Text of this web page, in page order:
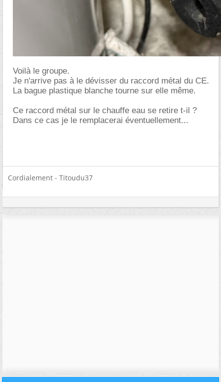
Voilà le groupe.
Je n'arrive pas à le dévisser du raccord métal du CE.
La bague plastique blanche tourne sur elle même.
Ce raccord métal sur le chauffe eau se retire t-il ?
Dans ce cas je le remplacerai éventuellement...
Cordialement - Titoudu37